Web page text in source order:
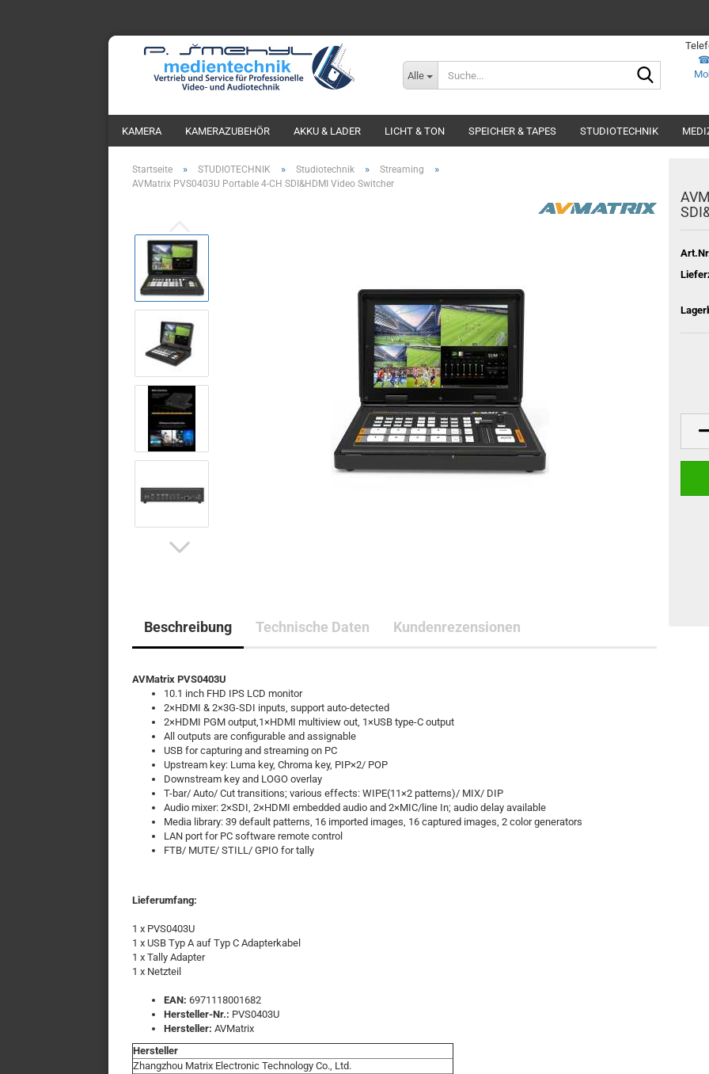
Alle
KAMERA KAMERAZUBEHÖR AKKU & LADER LICHT & TON SPEICHER & TAPES STUDIOTECHNIK
Startseite » STUDIOTECHNIK » Studiotechnik » Streaming »
AVMatrix PVS0403U Portable 4-CH SDI&HDMI Video Switcher
Beschreibung Technische Daten Kundenrezensionen
AVMatrix PVS0403U
10.1 inch FHD IPS LCD monitor
2×HDMI & 2×3G-SDI inputs, support auto-detected
2×HDMI PGM output,1×HDMI multiview out, 1×USB type-C output
All outputs are configurable and assignable
USB for capturing and streaming on PC
Upstream key: Luma key, Chroma key, PIP×2/ POP
Downstream key and LOGO overlay
T-bar/ Auto/ Cut transitions; various effects: WIPE(11×2 patterns)/ MIX/ DIP
Audio mixer: 2×SDI, 2×HDMI embedded audio and 2×MIC/line In; audio delay available
Media library: 39 default patterns, 16 imported images, 16 captured images, 2 color generators
LAN port for PC software remote control
FTB/ MUTE/ STILL/ GPIO for tally
Lieferumfang:
1 x PVS0403U
1 x USB Typ A auf Typ C Adapterkabel
1 x Tally Adapter
1 x Netzteil
EAN: 6971118001682
Hersteller-Nr.: PVS0403U
Hersteller: AVMatrix
Hersteller
Zhangzhou Matrix Electronic Technology Co., Ltd.